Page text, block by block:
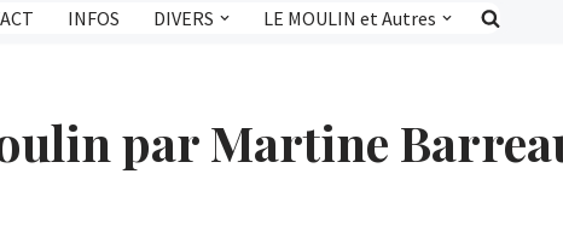
INFOS DIVERS LE MOULIN et Autres
par Martine